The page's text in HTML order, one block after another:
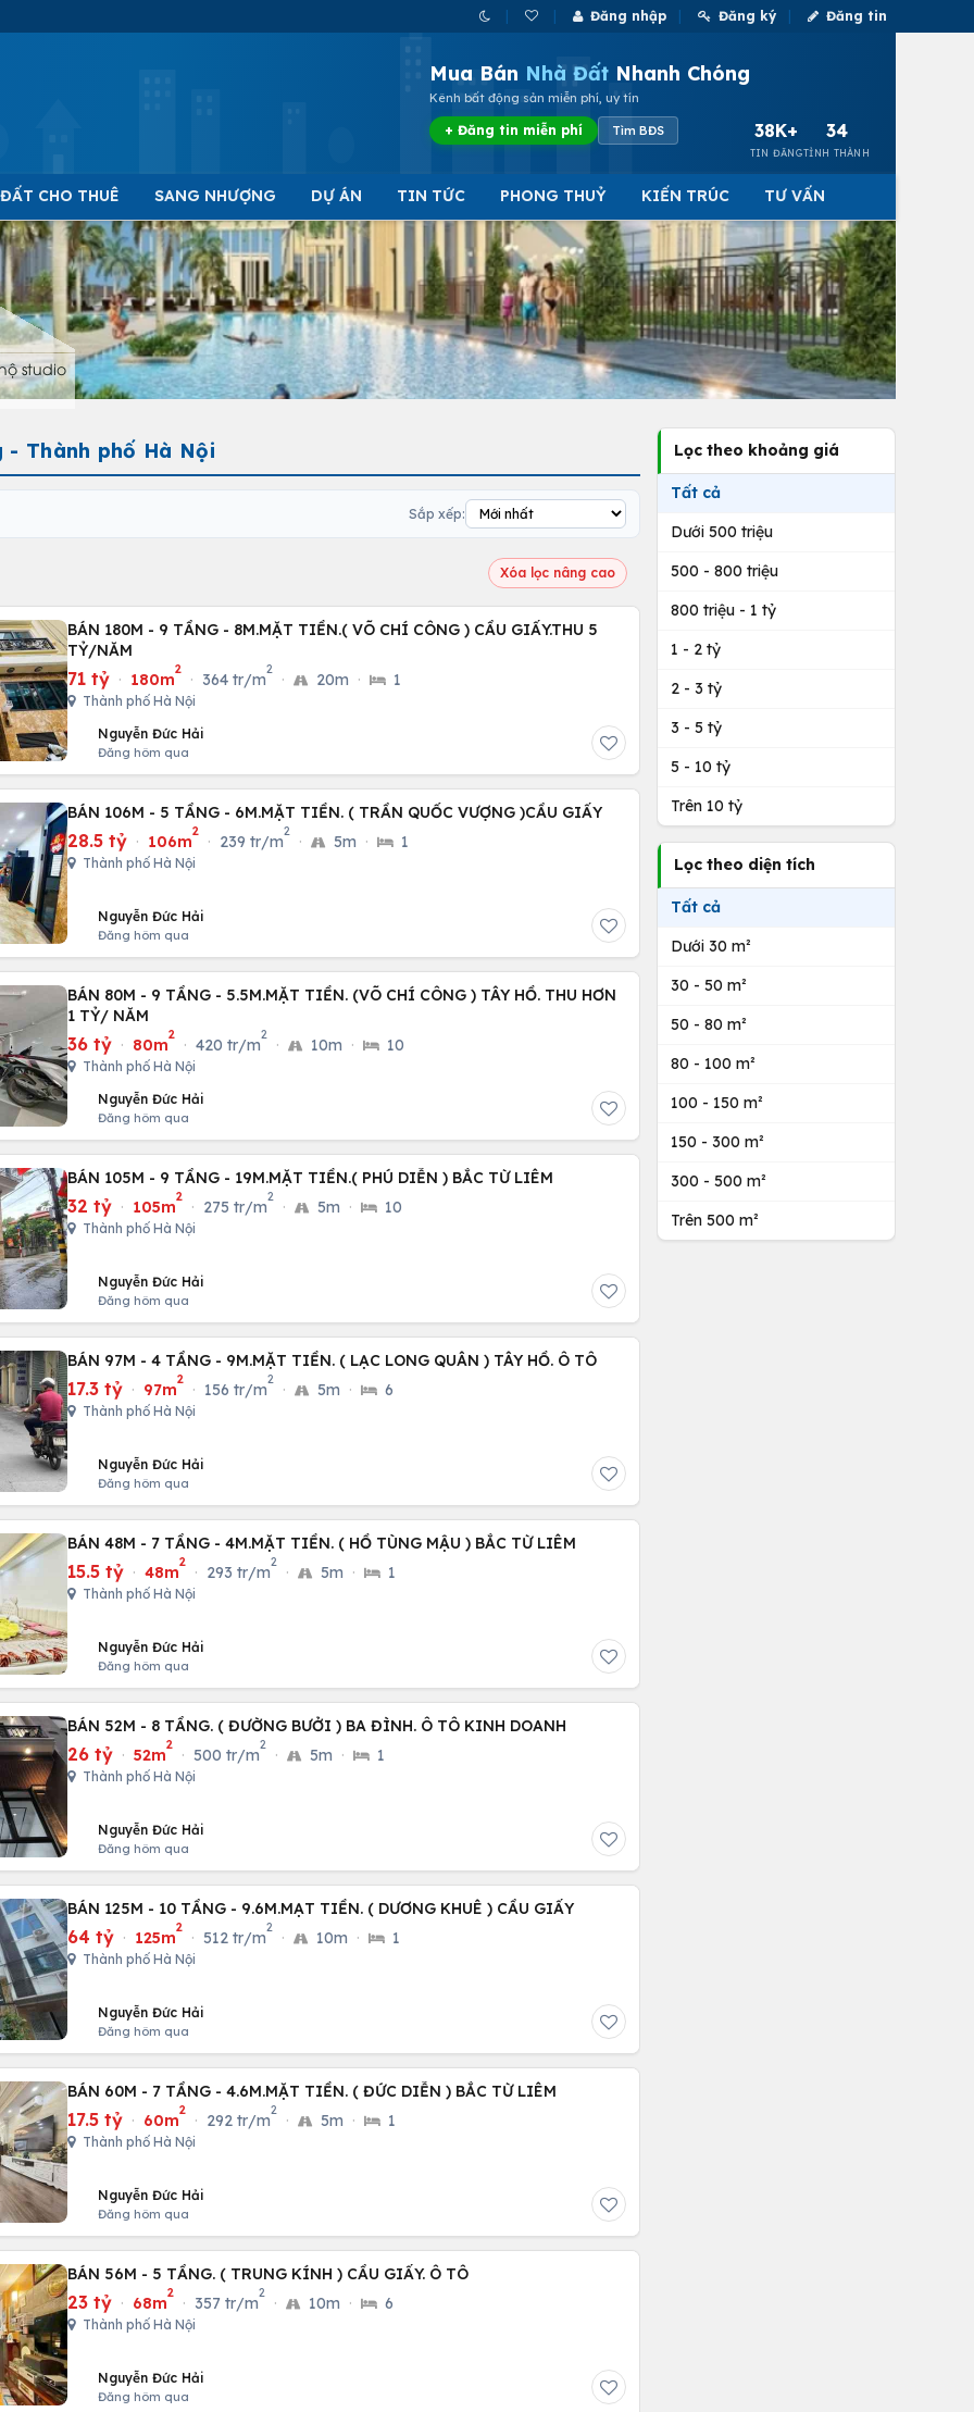
Đăng nhập Đăng ký Đăng tin
Mua Bán Nhà Đất Nhanh Chóng
Kênh bất động sản miễn phí, uy tín
+ Đăng tin miễn phí Tìm BĐS 38K+
TIN ĐĂNG
34
TỈNH THÀNH
CHO THUÊ SANG NHƯỢNG DỰ ÁN TIN TỨC PHONG THUỶ KIẾN TRÚC TƯ VẤN
studio
- Thành phố Hà Nội
Sắp xếp:
Xóa lọc nâng cao
BÁN 180M - 9 TẦNG - 8M.MẶT TIỀN.( VÕ CHÍ CÔNG ) CẦU GIẤY.THU 5
TỶ/NĂM
71 tỷ · 180m
2
· 364 tr/m
2
· 20m · 1
Thành phố Hà Nội
Nguyễn Đức Hải
Đăng hôm qua
BÁN 106M - 5 TẦNG - 6M.MẶT TIỀN. ( TRẦN QUỐC VƯỢNG )CẦU GIẤY
28.5 tỷ · 106m
2
· 239 tr/m
2
· 5m · 1
Thành phố Hà Nội
Nguyễn Đức Hải
Đăng hôm qua
BÁN 80M - 9 TẦNG - 5.5M.MẶT TIỀN. (VÕ CHÍ CÔNG ) TÂY HỒ. THU HƠN
1 TỶ/ NĂM
36 tỷ · 80m
2
· 420 tr/m
2
· 10m · 10
Thành phố Hà Nội
Nguyễn Đức Hải
Đăng hôm qua
BÁN 105M - 9 TẦNG - 19M.MẶT TIỀN.( PHÚ DIỄN ) BẮC TỪ LIÊM
32 tỷ · 105m
2
· 275 tr/m
2
· 5m · 10
Thành phố Hà Nội
Nguyễn Đức Hải
Đăng hôm qua
BÁN 97M - 4 TẦNG - 9M.MẶT TIỀN. ( LẠC LONG QUÂN ) TÂY HỒ. Ô TÔ
17.3 tỷ · 97m
2
· 156 tr/m
2
· 5m · 6
Thành phố Hà Nội
Nguyễn Đức Hải
Đăng hôm qua
BÁN 48M - 7 TẦNG - 4M.MẶT TIỀN. ( HỒ TÙNG MẬU ) BẮC TỪ LIÊM
15.5 tỷ · 48m
2
· 293 tr/m
2
· 5m · 1
Thành phố Hà Nội
Nguyễn Đức Hải
Đăng hôm qua
BÁN 52M - 8 TẦNG. ( ĐƯỜNG BƯỞI ) BA ĐÌNH. Ô TÔ KINH DOANH
26 tỷ · 52m
2
· 500 tr/m
2
· 5m · 1
Thành phố Hà Nội
Nguyễn Đức Hải
Đăng hôm qua
BÁN 125M - 10 TẦNG - 9.6M.MẠT TIỀN. ( DƯƠNG KHUÊ ) CẦU GIẤY
64 tỷ · 125m
2
· 512 tr/m
2
· 10m · 1
Thành phố Hà Nội
Nguyễn Đức Hải
Đăng hôm qua
BÁN 60M - 7 TẦNG - 4.6M.MẶT TIỀN. ( ĐỨC DIỄN ) BẮC TỪ LIÊM
17.5 tỷ · 60m
2
· 292 tr/m
2
· 5m · 1
Thành phố Hà Nội
Nguyễn Đức Hải
Đăng hôm qua
BÁN 56M - 5 TẦNG. ( TRUNG KÍNH ) CẦU GIẤY. Ô TÔ
23 tỷ · 68m
2
· 357 tr/m
2
· 10m · 6
Thành phố Hà Nội
Nguyễn Đức Hải
Đăng hôm qua
Lọc theo khoảng giá
Tất cả
Dưới 500 triệu
500 - 800 triệu
800 triệu - 1 tỷ
1 - 2 tỷ
2 - 3 tỷ
3 - 5 tỷ
5 - 10 tỷ
Trên 10 tỷ
Lọc theo diện tích
Tất cả
Dưới 30 m²
30 - 50 m²
50 - 80 m²
80 - 100 m²
100 - 150 m²
150 - 300 m²
300 - 500 m²
Trên 500 m²